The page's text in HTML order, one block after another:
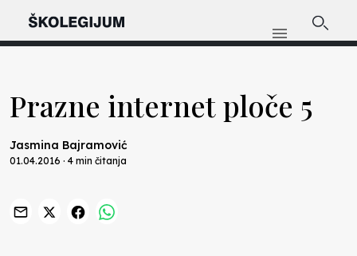
Prazne internet ploče 5
Jasmina Bajramović
01.04.2016 · 4 min čitanja